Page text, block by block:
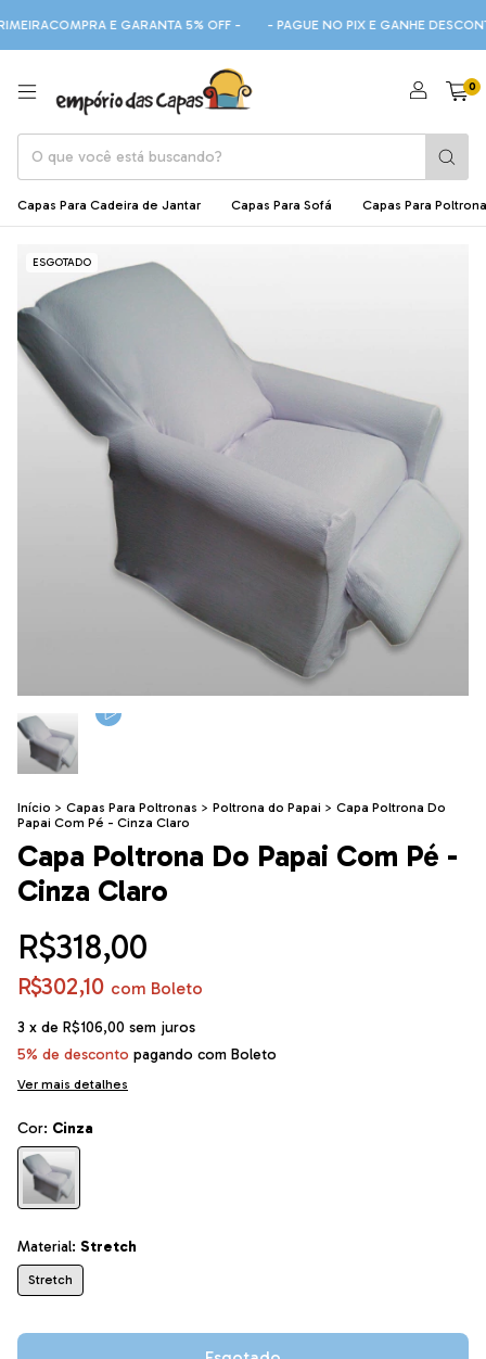
E GARANTA 5% OFF - - PAGUE NO PIX E GANHE DESCONTO -
0
Capas Para Cadeira de Jantar Capas Para Sofá Capas Para
ESGOTADO
Início > Capas Para Poltronas > Poltrona do Papai > Capa Poltrona Do
Papai Com Pé - Cinza Claro
Capa Poltrona Do Papai Com Pé -
Cinza Claro
R$318,00
R$302,10 com Boleto
3 x de R$106,00 sem juros
5% de desconto pagando com Boleto
Ver mais detalhes
Cor: Cinza
Material: Stretch
Stretch